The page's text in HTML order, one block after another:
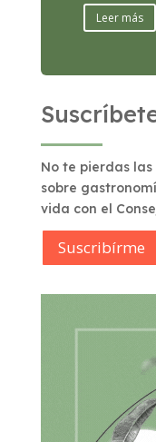
Leer más
No te pierdas
sobre
vida con el
Suscribírme